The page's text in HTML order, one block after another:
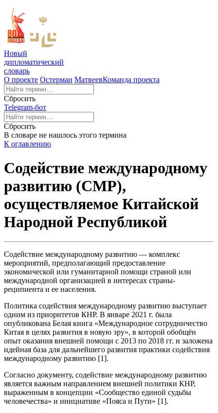
Новый
дипломатический
словарь
О проекте Остерман МатвеевКоманда проекта
Сбросить
Telegram-бот
Сбросить
В словаре не нашлось этого термина
К оглавлению
Содействие международному
развитию (СМР),
осуществляемое Китайской
Народной Республикой
Содействие международному развитию — комплекс
мероприятий, предполагающий предоставление
экономической или гуманитарной помощи страной или
международной организацией в интересах страны-
реципиента и ее населения.
Политика содействия международному развитию выступает
одним из приоритетов КНР. В январе 2021 г. была
опубликована Белая книга «Международное сотрудничество
Китая в целях развития в новую эру», в которой обобщён
опыт оказания внешней помощи с 2013 по 2018 гг. и заложена
идейная база для дальнейшего развития практики содействия
международному развитию [1].
Согласно документу, содействие международному развитию
является важным направлением внешней политики КНР,
выраженным в концепции «Сообщество единой судьбы
человечества» и инициативе «Пояса и Пути» [1].